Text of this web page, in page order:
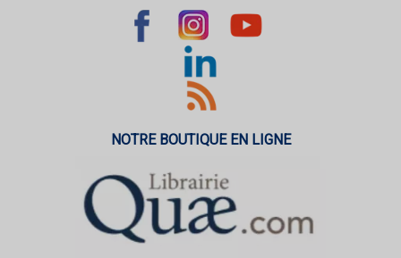
NOTRE BOUTIQUE EN LIGNE